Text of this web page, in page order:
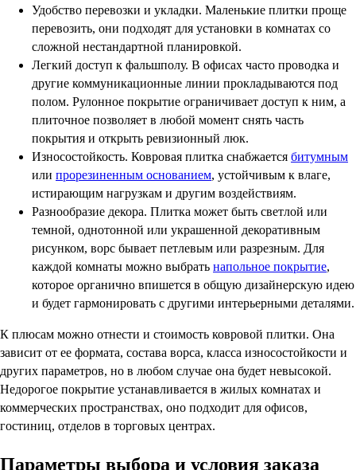
Удобство перевозки и укладки. Маленькие плитки проще
перевозить, они подходят для установки в комнатах со
сложной нестандартной планировкой.
Легкий доступ к фальшполу. В офисах часто проводка и
другие коммуникационные линии прокладываются под
полом. Рулонное покрытие ограничивает доступ к ним, а
плиточное позволяет в любой момент снять часть
покрытия и открыть ревизионный люк.
Износостойкость. Ковровая плитка снабжается битумным
или прорезиненным основанием, устойчивым к влаге,
истирающим нагрузкам и другим воздействиям.
Разнообразие декора. Плитка может быть светлой или
темной, однотонной или украшенной декоративным
рисунком, ворс бывает петлевым или разрезным. Для
каждой комнаты можно выбрать напольное покрытие,
которое органично впишется в общую дизайнерскую идею
и будет гармонировать с другими интерьерными деталями.
К плюсам можно отнести и стоимость ковровой плитки. Она
зависит от ее формата, состава ворса, класса износостойкости и
других параметров, но в любом случае она будет невысокой.
Недорогое покрытие устанавливается в жилых комнатах и
коммерческих пространствах, оно подходит для офисов,
гостиниц, отделов в торговых центрах.
Параметры выбора и условия заказа